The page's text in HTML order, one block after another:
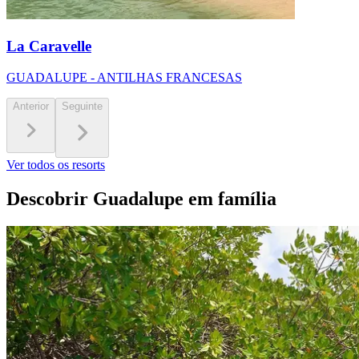
La Caravelle
GUADALUPE - ANTILHAS FRANCESAS
Anterior Seguinte
Ver todos os resorts
Descobrir Guadalupe em família